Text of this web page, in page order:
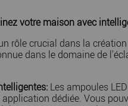
votre maison avec
rôle crucial dans la
dans le domaine de
Les ampoules
dédiée. Vous